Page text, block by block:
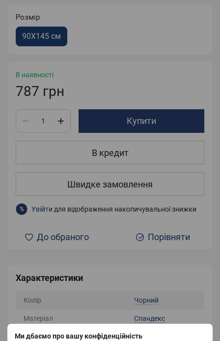
Ми дбаємо про вашу конфіденційність
Розмір
90X145 см
В наявності
787 грн
Купити
В кредит
Швидке замовлення
% Увійти для відображення накопичувальної знижки
До обраного Порівняти
Характеристики
Колір Чорний
Матеріал Спандекс
Розмір 90X145 см